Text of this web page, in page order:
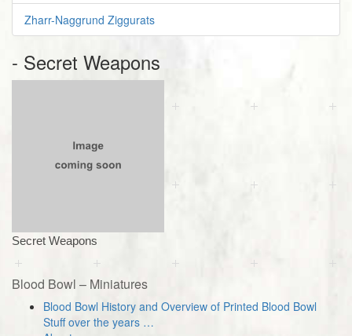
Zharr-Naggrund Ziggurats
- Secret Weapons
Secret Weapons
Blood Bowl – Miniatures
Blood Bowl History and Overview of Printed Blood Bowl
Stuff over the years …